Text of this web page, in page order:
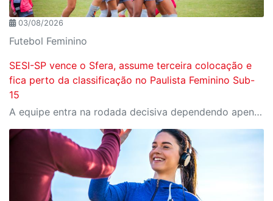
03/08/2026
Futebol Feminino
SESI-SP vence o Sfera, assume terceira colocação e
fica perto da classificação no Paulista Feminino Sub-
15
A equipe entra na rodada decisiva dependendo apenas de seus próprios resultados para avançar ao mata-mata